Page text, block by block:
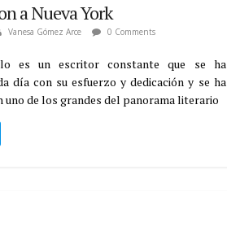
a Nueva York
Vanesa Gómez Arce 0 Comments
es un escritor constante que se ha
día con su esfuerzo y dedicación y se ha
uno de los grandes del panorama literario